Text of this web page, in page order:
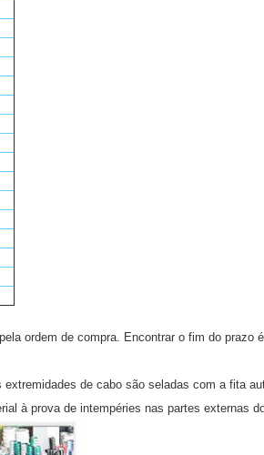
ordem de compra. Encontrar o fim do prazo
de cabo são seladas com a fita
à prova de intempéries nas partes externas